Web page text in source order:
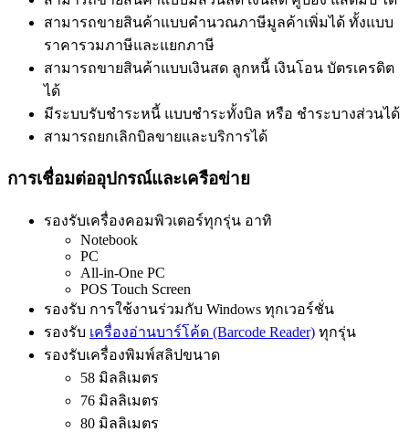
สามารถขายสินค้าแบบคำนวณภาษีมูลค้าเพิ่มได้ ทั้งแบบ
ราคารวมภาษีและแยกภาษี
สามารถขายสินค้าแบบเงินสด ลูกหนี้ เงินโอน บัตรเครดิต
ได้
มีระบบรับชำระหนี้ แบบชำระทั้งบิล หรือ ชำระบางส่วนได้
สามารถยกเลิกบิลขายและบริการได้
การเชื่อมต่ออุปกรณ์และเครือข่าย
รองรับเครื่องคอมพิวเตอร์ทุกรุ่น อาทิ
Notebook
PC
All-in-One PC
POS Touch Screen
รองรับ การใช้งานร่วมกับ Windows ทุกเวอร์ชั่น
รองรับ เครื่องอ่านบาร์โค้ด (Barcode Reader) ทุกรุ่น
รองรับเครื่องพิมพ์สลิปขนาด
58 มิลลิเมตร
76 มิลลิเมตร
80 มิลลิเมตร